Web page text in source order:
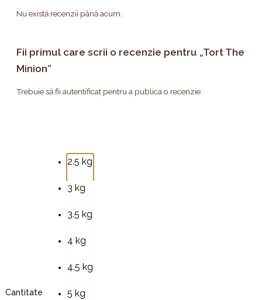
Nu există recenzii până acum.
Fii primul care scrii o recenzie pentru „Tort The
Minion”
Trebuie să fii autentificat pentru a publica o recenzie.
Cantitate
2.5 kg
3 kg
3.5 kg
4 kg
4.5 kg
5 kg